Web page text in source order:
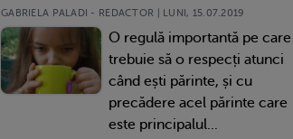
GABRIELA PALADI - REDACTOR | LUNI, 15.07.2019
O regulă importantă pe care
trebuie să o respecți atunci
când ești părinte, și cu
precădere acel părinte care
este principalul...